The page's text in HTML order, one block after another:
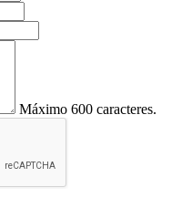
Máximo 600 caracteres.